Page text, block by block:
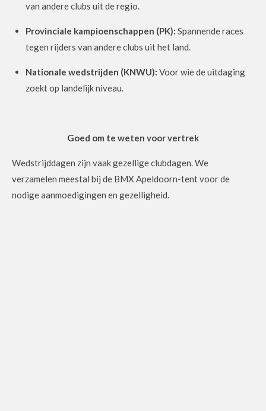
van andere clubs uit de regio.
Provinciale kampioenschappen (PK): Spannende races
tegen rijders van andere clubs uit het land.
Nationale wedstrijden (KNWU): Voor wie de uitdaging
zoekt op landelijk niveau.
Goed om te weten voor vertrek
Wedstrijddagen zijn vaak gezellige clubdagen. We
verzamelen meestal bij de BMX Apeldoorn-tent voor de
nodige aanmoedigingen en gezelligheid.